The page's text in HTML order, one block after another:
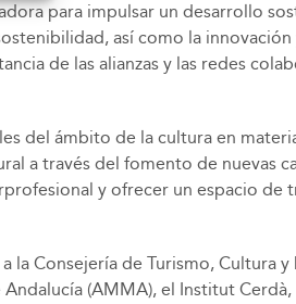
para impulsar un desarrollo
así como la
de las alianzas y las redes
del ámbito de la cultura en
a través del fomento de nuevas
y ofrecer un espacio de
la Consejería de Turismo, Cultura
(AMMA), el Institut Cerdà,